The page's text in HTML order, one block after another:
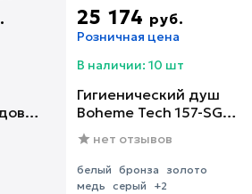
25 174 руб.
Розничная цена
В наличии: 10 шт
Гигиенический душ
Boheme Tech 157-SGM
со смесителем, С
ВНУТРЕННЕЙ
ЧАСТЬЮ, shine gun
metal
нет отзывов
белый бронза
золото
медь
серый +2